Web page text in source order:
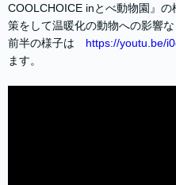
COOLCHOICE inとべ動物園』
策をして温暖化の動物への影響な
前半の様子は https://youtu.be/
ます。